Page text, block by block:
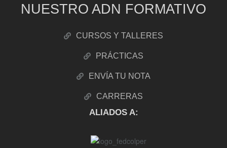
NUESTRO ADN FORMATIVO
CURSOS Y TALLERES
PRÁCTICAS
ENVÍA TU NOTA
CARRERAS
ALIADOS A: